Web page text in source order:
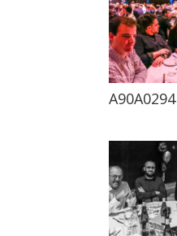
A90A0294